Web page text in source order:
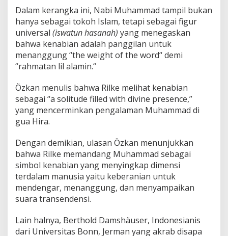
Dalam kerangka ini, Nabi Muhammad tampil bukan
hanya sebagai tokoh Islam, tetapi sebagai figur
universal (iswatun hasanah) yang menegaskan
bahwa kenabian adalah panggilan untuk
menanggung “the weight of the word“ demi
“rahmatan lil alamin.“
Özkan menulis bahwa Rilke melihat kenabian
sebagai “a solitude filled with divine presence,”
yang mencerminkan pengalaman Muhammad di
gua Hira.
Dengan demikian, ulasan Özkan menunjukkan
bahwa Rilke memandang Muhammad sebagai
simbol kenabian yang menyingkap dimensi
terdalam manusia yaitu keberanian untuk
mendengar, menanggung, dan menyampaikan
suara transendensi.
Lain halnya, Berthold Damshäuser, Indonesianis
dari Universitas Bonn, Jerman yang akrab disapa